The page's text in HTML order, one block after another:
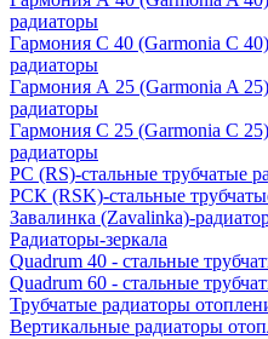
радиаторы
Гармония С 40 (Garmonia C
радиаторы
Гармония А 25 (Garmonia A
радиаторы
Гармония С 25 (Garmonia C
радиаторы
РС (RS)-стальные трубчатые
РСК (RSK)-стальные
Завалинка (Zavalinka)-
Радиаторы-зеркала
Quadrum 40 - стальные
Quadrum 60 - стальные
Трубчатые радиаторы
Вертикальные радиаторы